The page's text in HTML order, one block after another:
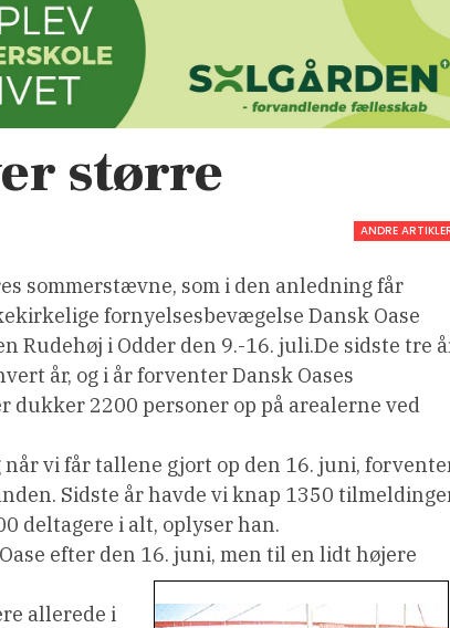
større
ANDRE
sommerstævne, som i den anledning får
fornyelsesbevægelse Dansk Oase
Rudehøj i Odder den 9.-16. juli.De sidste tre
år, og i år forventer Dansk Oases
2200 personer op på arealerne ved
vi får tallene gjort op den 16. juni,
Sidste år havde vi knap 1350
deltagere i alt, oplyser han.
efter den 16. juni, men til en lidt højere
allerede i